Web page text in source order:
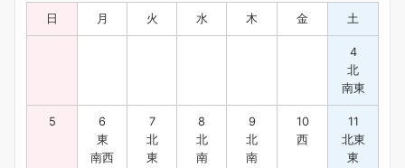
日 月 火 水 木 金 土
4
北
南東
5
6
東
南西
7
北
東
8
北
南
9
北
南
10
西
11
北東
東